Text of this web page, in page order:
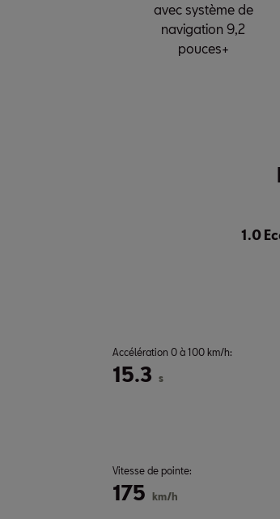
avec système de
navigation 9,2
pouces+
1.0
Accélération 0 à 100 km/h:
15.3 s
Vitesse de pointe:
175 km/h